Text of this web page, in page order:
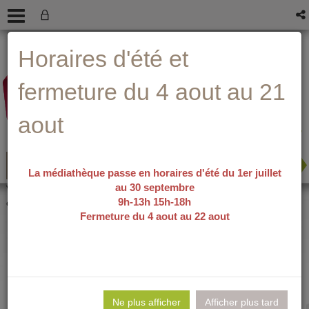
menu
contenu
recherche
Vous êtes ici :
Détail du
document
Ma première
Horaires d'été et
fermeture du 4 aout au 21
aout
La médiathèque passe en horaires d'été du 1er juillet
au 30 septembre
9h-13h 15h-18h
Fermeture du 4 aout au 22 aout
Ne plus afficher Afficher plus tard